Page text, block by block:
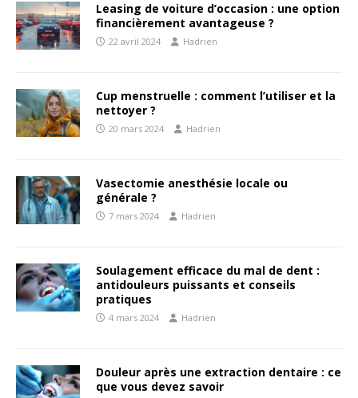
Leasing de voiture d’occasion : une option
financièrement avantageuse ?
22 avril 2024 Hadrien
Cup menstruelle : comment l’utiliser et la
nettoyer ?
20 mars 2024 Hadrien
Vasectomie anesthésie locale ou
générale ?
7 mars 2024 Hadrien
Soulagement efficace du mal de dent :
antidouleurs puissants et conseils
pratiques
4 mars 2024 Hadrien
Douleur après une extraction dentaire : ce
que vous devez savoir